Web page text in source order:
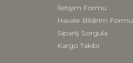
İletişim Formu
Havale Bildirim Formu
Sipariş Sorgula
Kargo Takibi